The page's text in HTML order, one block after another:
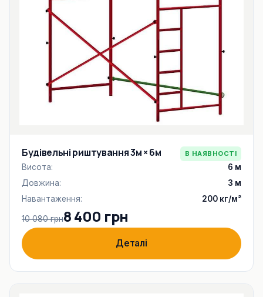
Будівельні риштування 3м × 6м В НАЯВНОСТІ
Висота:
6 м
Довжина:
3 м
Навантаження:
200 кг/м²
10 080 грн8 400 грн
Деталі